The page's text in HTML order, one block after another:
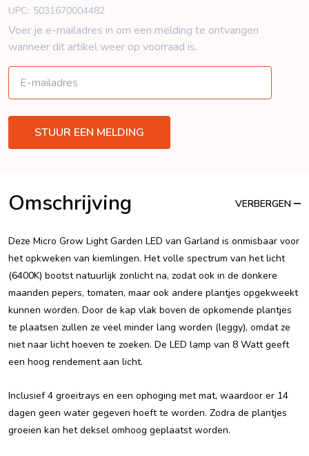
UPC: 5031670004482
Voer je e-mailadres in om een ​​melding te ontvangen
wanneer dit artikel weer op voorraad is.
Omschrijving VERBERGEN
Deze Micro Grow Light Garden LED van Garland is onmisbaar voor
het opkweken van kiemlingen. Het volle spectrum van het licht
(6400K) bootst natuurlijk zonlicht na, zodat ook in de donkere
maanden pepers, tomaten, maar ook andere plantjes opgekweekt
kunnen worden. Door de kap vlak boven de opkomende plantjes
te plaatsen zullen ze veel minder lang worden (leggy), omdat ze
niet naar licht hoeven te zoeken. De LED lamp van 8 Watt geeft
een hoog rendement aan licht.
Inclusief 4 groeitrays en een ophoging met mat, waardoor er 14
dagen geen water gegeven hoeft te worden. Zodra de plantjes
groeien kan het deksel omhoog geplaatst worden.